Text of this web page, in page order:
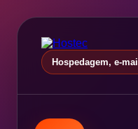
Hospedagem, e-